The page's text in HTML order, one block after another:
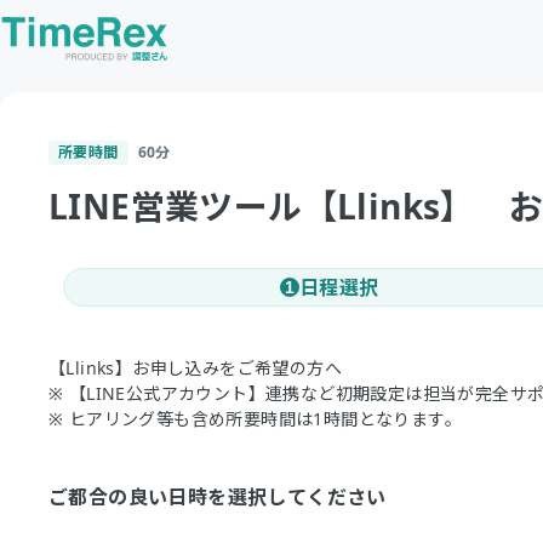
所要時間 60分
LINE営業ツール【Llinks】 お
1 日程選択
【Llinks】お申し込みをご希望の方へ
※ 【LINE公式アカウント】連携など初期設定は担当が完全サ
※ ヒアリング等も含め所要時間は1時間となります。
ご都合の良い日時を選択してください